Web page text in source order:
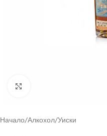
Начало/Алкохол/Уиски